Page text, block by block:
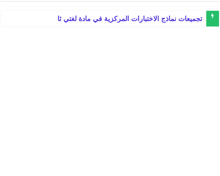
تجميعات نماذج الاختبارات المركزية في مادة لغتي ثالث ابتدائي الف